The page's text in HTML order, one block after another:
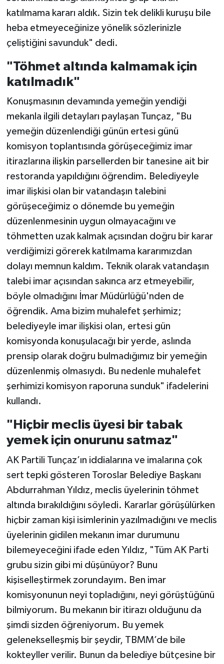
katılmama kararı aldık. Sizin tek delikli kuruşu bile
heba etmeyeceğinize yönelik sözlerinizle
çeliştiğini savunduk" dedi.
"Töhmet altında kalmamak için
katılmadık"
Konuşmasının devamında yemeğin yendiği
mekanla ilgili detayları paylaşan Tunçaz, "Bu
yemeğin düzenlendiği günün ertesi günü
komisyon toplantısında görüşeceğimiz imar
itirazlarına ilişkin parsellerden bir tanesine ait bir
restoranda yapıldığını öğrendim. Belediyeyle
imar ilişkisi olan bir vatandaşın talebini
görüşeceğimiz o dönemde bu yemeğin
düzenlenmesinin uygun olmayacağını ve
töhmetten uzak kalmak açısından doğru bir karar
verdiğimizi görerek katılmama kararımızdan
dolayı memnun kaldım. Teknik olarak vatandaşın
talebi imar açısından sakınca arz etmeyebilir,
böyle olmadığını İmar Müdürlüğü'nden de
öğrendik. Ama bizim muhalefet şerhimiz;
belediyeyle imar ilişkisi olan, ertesi gün
komisyonda konuşulacağı bir yerde, aslında
prensip olarak doğru bulmadığımız bir yemeğin
düzenlenmiş olmasıydı. Bu nedenle muhalefet
şerhimizi komisyon raporuna sunduk" ifadelerini
kullandı.
"Hiçbir meclis üyesi bir tabak
yemek için onurunu satmaz"
AK Partili Tunçaz’ın iddialarına ve imalarına çok
sert tepki gösteren Toroslar Belediye Başkanı
Abdurrahman Yıldız, meclis üyelerinin töhmet
altında bırakıldığını söyledi. Kararlar görüşülürken
hiçbir zaman kişi isimlerinin yazılmadığını ve meclis
üyelerinin gidilen mekanın imar durumunu
bilemeyeceğini ifade eden Yıldız, "Tüm AK Parti
grubu sizin gibi mi düşünüyor? Bunu
kişiselleştirmek zorundayım. Ben imar
komisyonunun neyi topladığını, neyi görüştüğünü
bilmiyorum. Bu mekanın bir itirazı olduğunu da
şimdi sizden öğreniyorum. Bu yemek
gelenekselleşmiş bir şeydir, TBMM’de bile
kokteyller verilir. Bunun da belediye bütçesine bir